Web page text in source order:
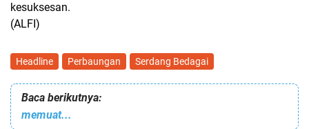
kesuksesan.
(ALFI)
Headline Perbaungan Serdang Bedagai
Baca berikutnya:
memuat...